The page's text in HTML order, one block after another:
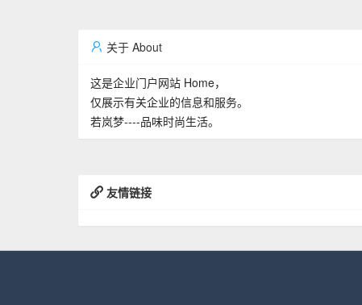
关于 About
这是企业门户网站 Home，
仅展示有关企业的信息和服务。
若岚梦----品味时尚生活。
友情链接